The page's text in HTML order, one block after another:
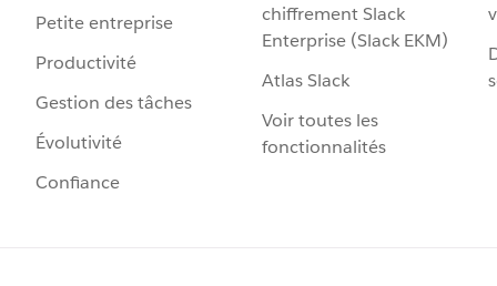
Petite entreprise
Productivité
Gestion des tâches
Évolutivité
Confiance
chiffrement Slack
Enterprise (Slack EKM)
Atlas Slack
Voir toutes les
fonctionnalités